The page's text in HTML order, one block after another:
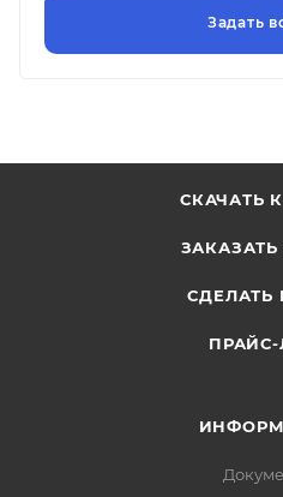
СКАЧАТЬ
ЗАКАЗАТЬ
СДЕЛАТЬ
ПРАЙС-